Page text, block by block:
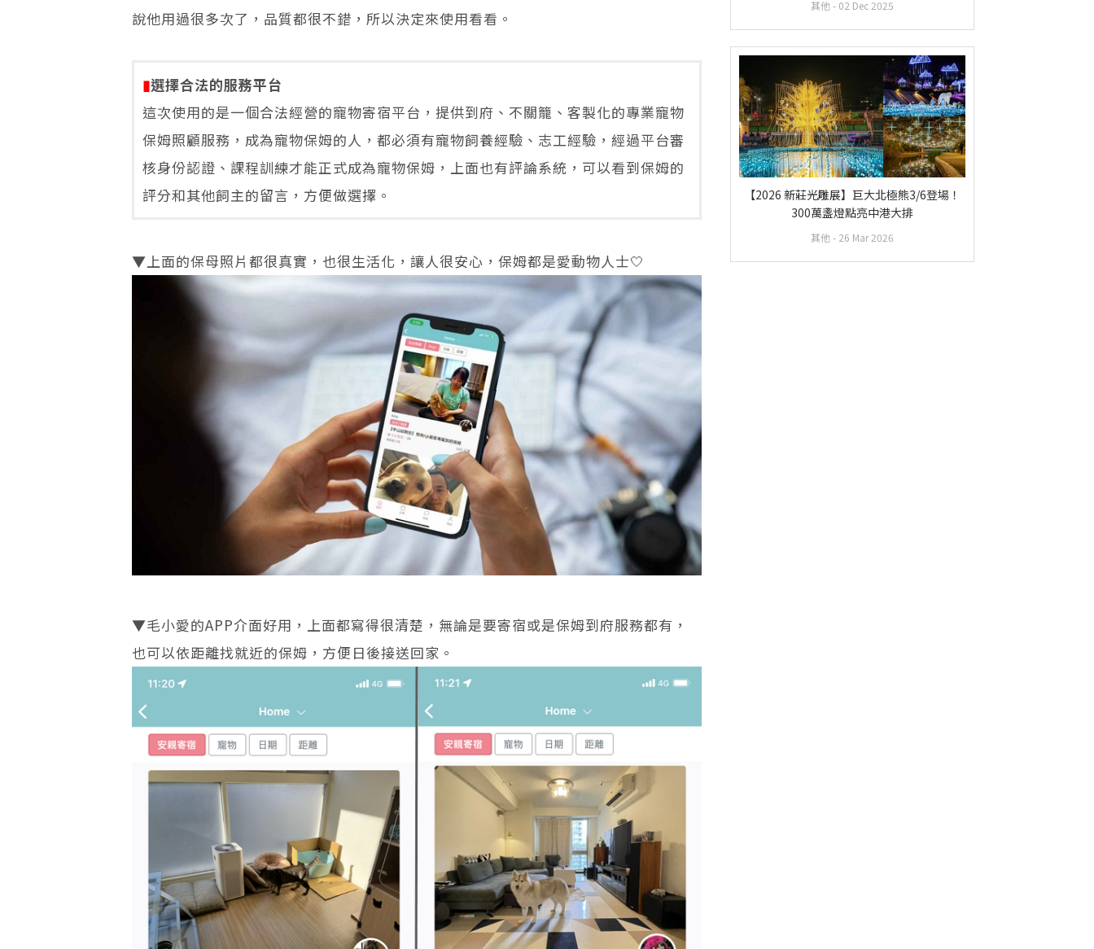
其他 - 02 Dec 2025
【2026 新莊光雕展】巨大北極熊3/6登場！
300萬盞燈點亮中港大排
其他 - 26 Mar 2026
說他用過很多次了，品質都很不錯，所以決定來使用看看。
▮選擇合法的服務平台
這次使用的是一個合法經營的寵物寄宿平台，提供到府、不關籠、客製化的專業寵物
保姆照顧服務，成為寵物保姆的人，都必須有寵物飼養經驗、志工經驗，經過平台審
核身份認證、課程訓練才能正式成為寵物保姆，上面也有評論系統，可以看到保姆的
評分和其他飼主的留言，方便做選擇。
▼上面的保母照片都很真實，也很生活化，讓人很安心，保姆都是愛動物人士🤍
▼毛小愛的APP介面好用，上面都寫得很清楚，無論是要寄宿或是保姆到府服務都有，
也可以依距離找就近的保姆，方便日後接送回家。